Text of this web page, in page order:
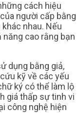
cách hiệu
người cấp bằng
nhau. Nếu
năng cao rằng bạn
dụng bằng giả,
kỹ về các yếu
ký có thể làm lộ
giá thấp sự tinh vi
công nghệ hiện